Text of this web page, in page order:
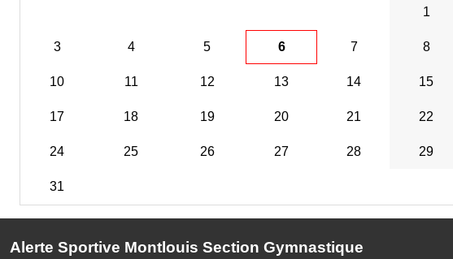
1
3 4 5 6 7 8
10 11 12 13 14 15
17 18 19 20 21 22
24 25 26 27 28 29
31
Alerte Sportive Montlouis Section Gymnastique